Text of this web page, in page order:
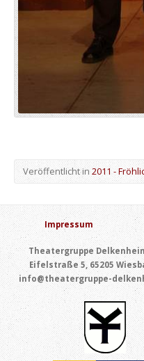
Veröffentlicht in 2011 -
Impressum
Theatergruppe
Eifelstraße 5, 65205
info@theatergruppe-